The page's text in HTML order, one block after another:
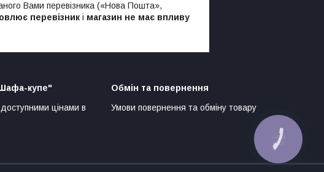
Вами перевізника («Нова Пошта»,
перевізник і магазин не має впливу
купе"
доступними цінами в
Обмін та повернення
Умови повернення та обміну товару
КНОПКА
ЗВ'ЯЗКУ